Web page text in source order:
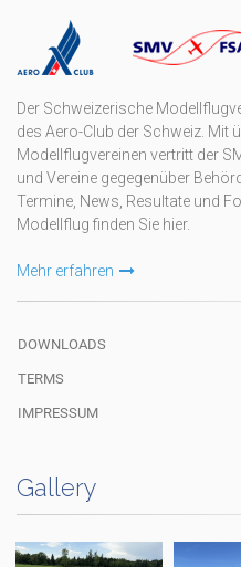
Der Schweizerische
des Aero-Club der Schweiz. Mit
Modellflugvereinen vertritt der
und Vereine gegegenüber
Termine, News, Resultate und
Modellflug finden Sie hier.
Mehr erfahren
DOWNLOADS
TERMS
IMPRESSUM
Gallery